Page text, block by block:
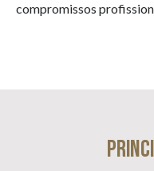
compromissos